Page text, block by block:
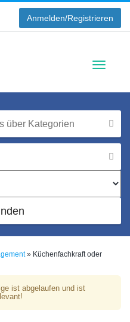
Anmelden/Registrieren
» Küchenfachkraft oder
ist abgelaufen und ist